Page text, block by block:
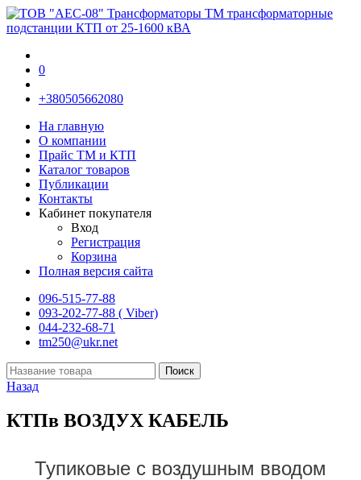
0
+380505662080
На главную
О компании
Прайс TM и КТП
Каталог товаров
Публикации
Контакты
Кабинет покупателя
Вход
Регистрация
Корзина
Полная версия сайта
096-515-77-88
093-202-77-88 ( Viber)
044-232-68-71
tm250@ukr.net
Назад
КТПв ВОЗДУХ КАБЕЛЬ
Тупиковые с воздушным вводом